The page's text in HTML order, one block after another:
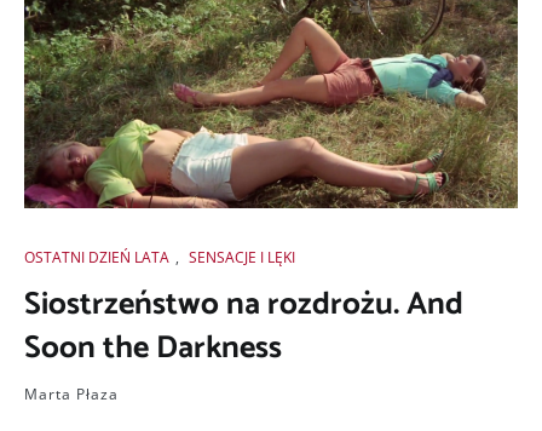
OSTATNI DZIEŃ LATA , SENSACJE I LĘKI
Siostrzeństwo na rozdrożu. And
Soon the Darkness
Marta Płaza